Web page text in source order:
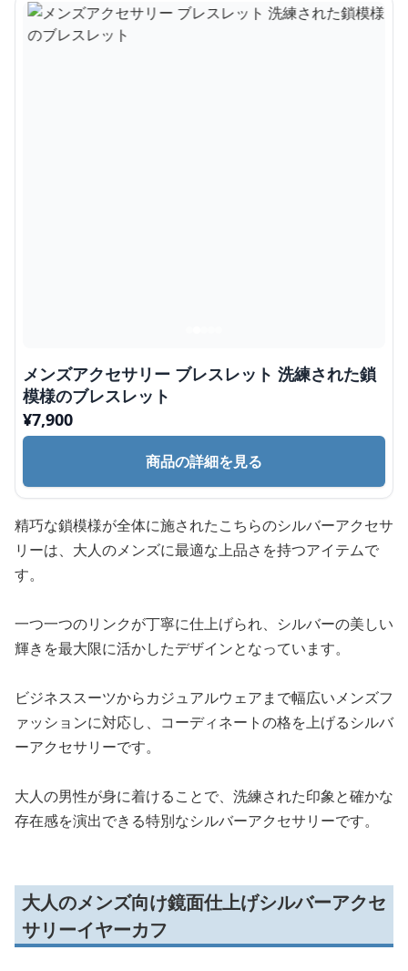
メンズアクセサリー ブレスレット 洗練された鎖
模様のブレスレット
¥7,900
商品の詳細を見る
精巧な鎖模様が全体に施されたこちらのシルバーアクセサ
リーは、大人のメンズに最適な上品さを持つアイテムで
す。
一つ一つのリンクが丁寧に仕上げられ、シルバーの美しい
輝きを最大限に活かしたデザインとなっています。
ビジネススーツからカジュアルウェアまで幅広いメンズフ
ァッションに対応し、コーディネートの格を上げるシルバ
ーアクセサリーです。
大人の男性が身に着けることで、洗練された印象と確かな
存在感を演出できる特別なシルバーアクセサリーです。
大人のメンズ向け鏡面仕上げシルバーアクセ
サリーイヤーカフ